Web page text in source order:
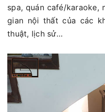
spa, quán café/karaoke,
gian nội thất của các
thuật, lịch sử…